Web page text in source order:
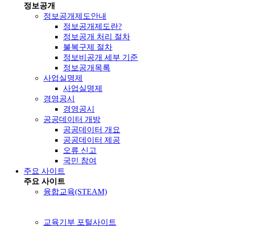
정보공개
정보공개제도안내
정보공개제도란?
정보공개 처리 절차
불복구제 절차
정보비공개 세부 기준
정보공개목록
사업실명제
사업실명제
경영공시
경영공시
공공데이터 개방
공공데이터 개요
공공데이터 제공
오류 신고
국민 참여
주요 사이트
주요 사이트
융합교육(STEAM)
교육기부 포털사이트